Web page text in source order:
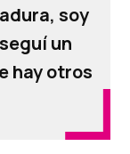
soy
un
hay otros